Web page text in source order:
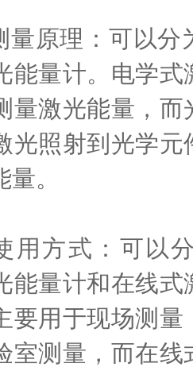
理：可以分
能量计。电学
量激光能量，
光照射到光学
。
方式：可以分
能量计和在线
要用于现场测
室测量，而在